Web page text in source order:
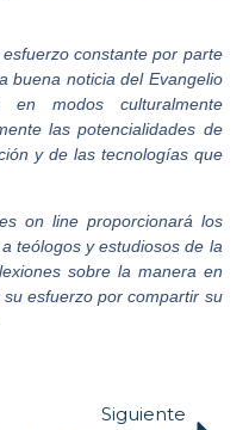
constante por parte
buena noticia del Evangelio
en modos culturalmente
las potencialidades de
y de las tecnologías que
on line proporcionará los
teólogos y estudiosos de la
sobre la manera en
esfuerzo por compartir su
Siguiente